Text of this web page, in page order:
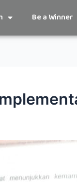
Be a Winner